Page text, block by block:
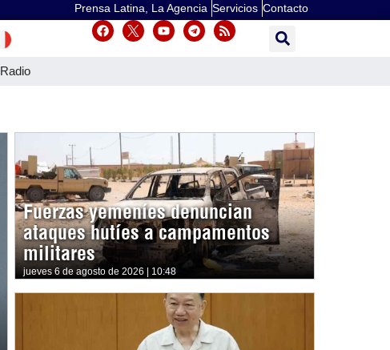
Prensa Latina, La Agencia Servicios Contacto
Radio
Fuerzas yemeníes denuncian
ataques hutíes a campamentos
militares
jueves 6 de agosto de 2026 | 10:48